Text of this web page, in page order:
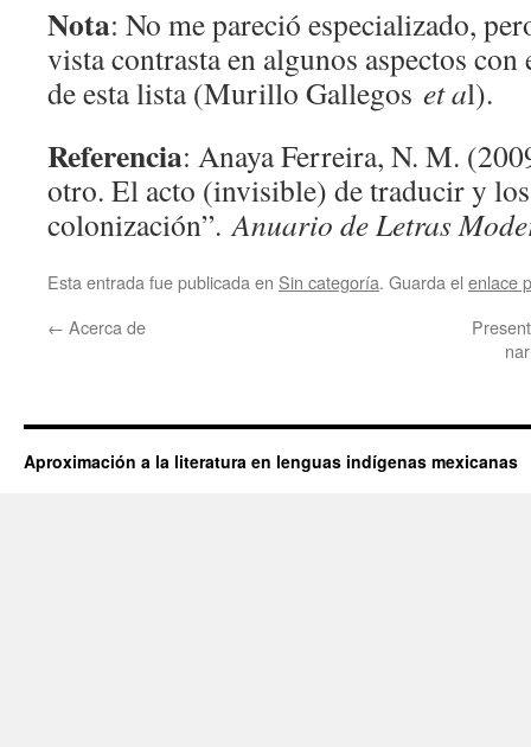
Nota: No me pareció especializado,
vista contrasta en algunos aspectos
de esta lista (Murillo Gallegos et al).
Referencia: Anaya Ferreira, N. M.
otro. El acto (invisible) de traducir y
colonización”.Anuario de Letras
Esta entrada fue publicada en Sin categoría. Guarda el enlace
← Acerca de
Aproximación a la literatura en lenguas indígenas mexicanas